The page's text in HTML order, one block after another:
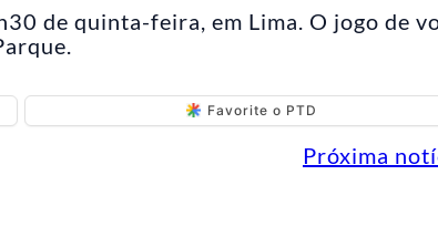
de quinta-feira, em Lima. O jogo de
Favorite o PTD
Próxima